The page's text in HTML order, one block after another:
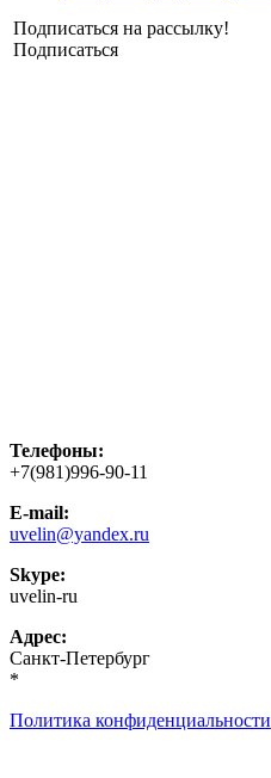
Подписаться на рассылку!
Подписаться
Телефоны:
+7(981)996-90-11
E-mail:
uvelin@yandex.ru
Skype:
uvelin-ru
Адрес:
Санкт-Петербург
*
Политика конфиденциальности